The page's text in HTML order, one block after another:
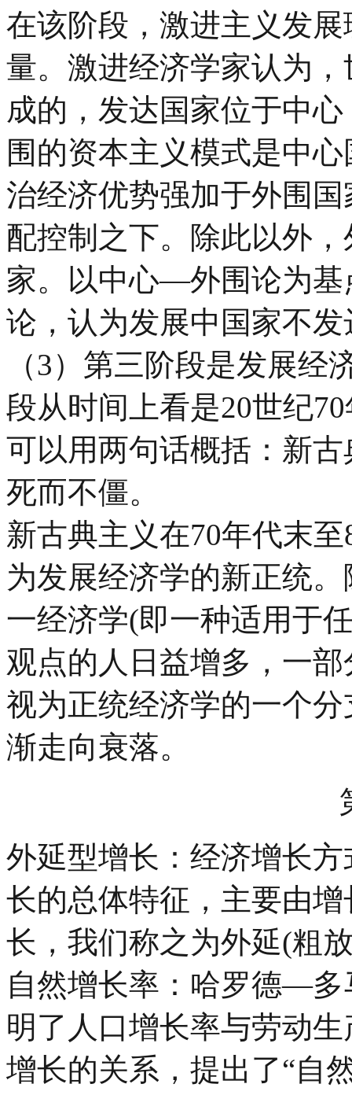
在该阶段，激进主义发
量。激进经济学家认为
成的，发达国家位于中
围的资本主义模式是中
治经济优势强加于外围
配控制之下。除此以外
家。以中心—外围论为基
论，认为发展中国家不
（3）第三阶段是发展经
段从时间上看是20世纪70
可以用两句话概括：新
死而不僵。
新古典主义在70年代末
为发展经济学的新正统
一经济学(即一种适用于
观点的人日益增多，一
视为正统经济学的一个
渐走向衰落。
外延型增长：经济增长
长的总体特征，主要由
长，我们称之为外延(粗
自然增长率：哈罗德—
明了人口增长率与劳动
增长的关系，提出了“自